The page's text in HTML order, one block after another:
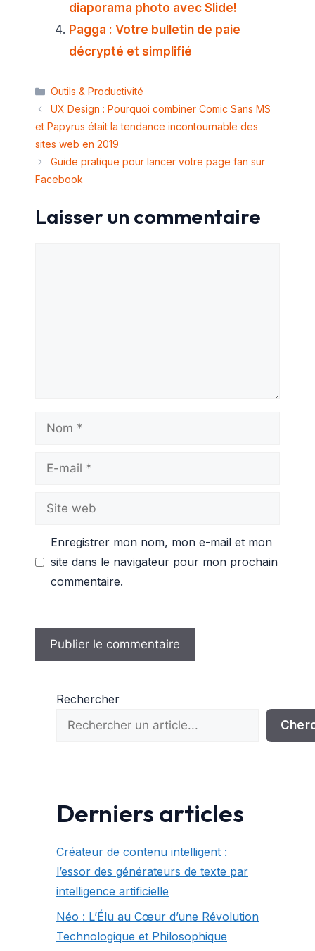
diaporama photo avec Slide!
Pagga : Votre bulletin de paie
décrypté et simplifié
Catégories
Outils & Productivité
UX Design : Pourquoi combiner Comic Sans MS
et Papyrus était la tendance incontournable des
sites web en 2019
Guide pratique pour lancer votre page fan sur
Facebook
Laisser un commentaire
Nom
Site
Enregistrer mon nom, mon e-mail et mon
site dans le navigateur pour mon prochain
commentaire.
Rechercher
Derniers articles
Créateur de contenu intelligent :
l’essor des générateurs de texte par
intelligence artificielle
Néo : L’Élu au Cœur d’une Révolution
Technologique et Philosophique